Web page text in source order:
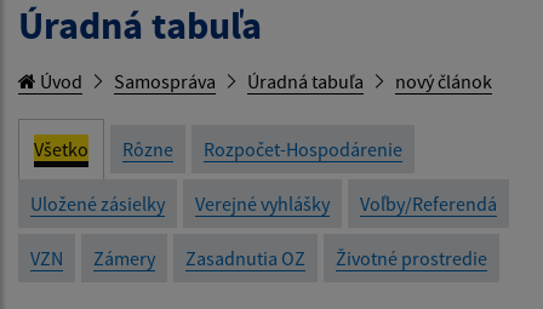
Úradná tabuľa
Úvod Samospráva Úradná tabuľa nový článok
Všetko Rôzne Rozpočet-Hospodárenie
Uložené zásielky Verejné vyhlášky Voľby/Referendá
VZN Zámery Zasadnutia OZ Životné prostredie